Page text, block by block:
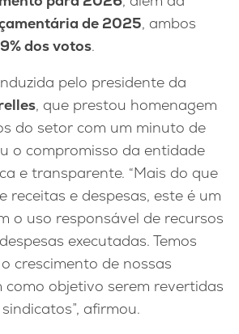
de 2025, ambos
dos votos.
pelo presidente da
, que prestou homenagem
do setor com um minuto de
o compromisso da entidade
e transparente. “Mais do que
receitas e despesas, este é um
o uso responsável de recursos
executadas. Temos
crescimento de nossas
como objetivo serem revertidas
afirmou.